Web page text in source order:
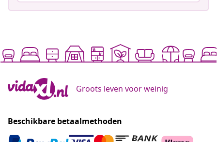
Groots leven voor weinig
Beschikbare betaalmethoden